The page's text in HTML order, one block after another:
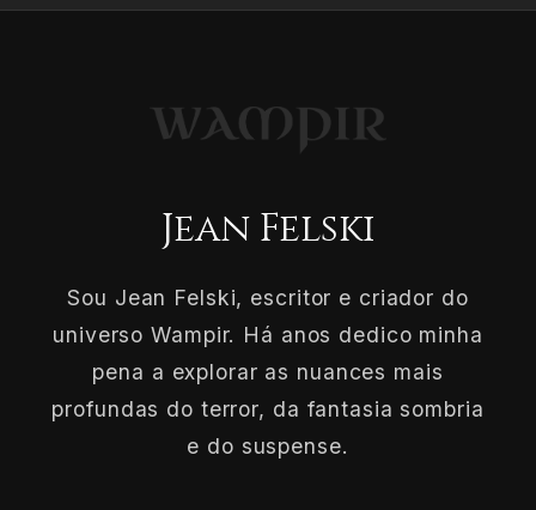
Jean Felski
Sou Jean Felski, escritor e criador do
universo Wampir. Há anos dedico minha
pena a explorar as nuances mais
profundas do terror, da fantasia sombria
e do suspense.